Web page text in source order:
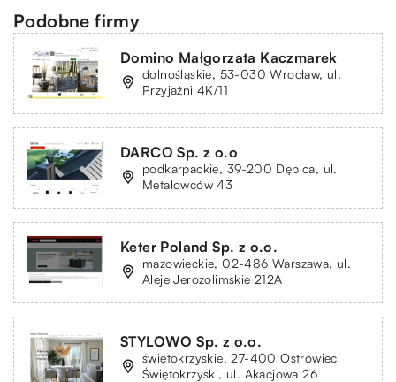
Podobne firmy
Domino Małgorzata Kaczmarek
dolnośląskie, 53-030 Wrocław, ul.
Przyjaźni 4K/11
DARCO Sp. z o.o
podkarpackie, 39-200 Dębica, ul.
Metalowców 43
Keter Poland Sp. z o.o.
mazowieckie, 02-486 Warszawa, ul.
Aleje Jerozolimskie 212A
STYLOWO Sp. z o.o.
świętokrzyskie, 27-400 Ostrowiec
Świętokrzyski, ul. Akacjowa 26